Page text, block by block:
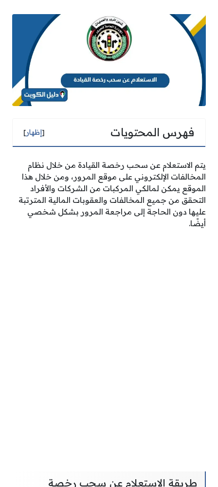
فهرس المحتويات [إظهار]
يتم الاستعلام عن سحب رخصة القيادة من خلال نظام
المخالفات الإلكتروني على موقع المرور، ومن خلال هذا
الموقع يمكن لمالكي المركبات من الشركات والأفراد
التحقق من جميع المخالفات والعقوبات المالية المترتبة
عليها دون الحاجة إلى مراجعة المرور بشكل شخصي
أيضًا.
طريقة الاستعلام عن سحب رخصة